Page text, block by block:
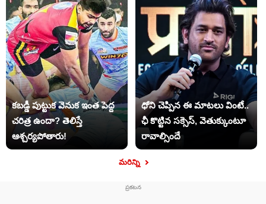
కబడ్డీ పుట్టుక వెనుక ఇంత పెద్ద
చరిత్ర ఉందా? తెలిస్తే
ఆశ్చర్యపోతారు!
ధోని చెప్పిన ఈ మాటలు వింటే..
ఛీ కొట్టిన సక్సెస్, వెతుక్కుంటూ
రావాల్సిందే
మరిన్ని